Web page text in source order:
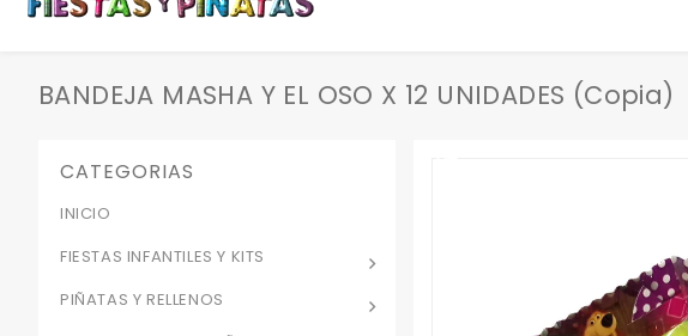
BANDEJA MASHA Y EL OSO X 12 UNIDADES (copia)
CATEGORIAS
INICIO
FIESTAS INFANTILES Y KITS
PIÑATAS Y RELLENOS